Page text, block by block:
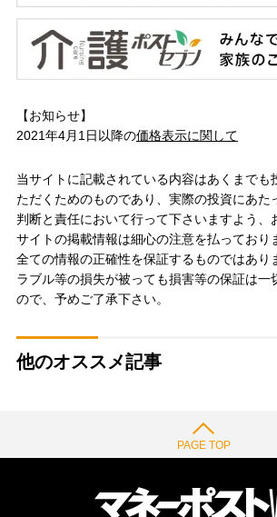
【お知らせ】
2021年4月1日以降の価格表示に関して
当サイトに記載されている内容はあくまでも
ただくためのものであり、実際の投資にあた
判断と責任において行って下さいますよう、
サイトの掲載情報は細心の注意を払っており
全ての情報の正確性を保証するものではあり
ラブル等の損失が被っても損害等の保証は一
ので、予めご了承下さい。
他のオススメ記事
PAGE TOP